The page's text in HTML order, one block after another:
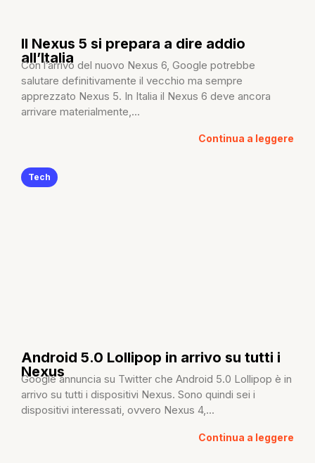
Il Nexus 5 si prepara a dire addio
all’Italia
Con l’arrivo del nuovo Nexus 6, Google potrebbe
salutare definitivamente il vecchio ma sempre
apprezzato Nexus 5. In Italia il Nexus 6 deve ancora
arrivare materialmente,...
Continua a leggere
Tech
Android 5.0 Lollipop in arrivo su tutti i
Nexus
Google annuncia su Twitter che Android 5.0 Lollipop è in
arrivo su tutti i dispositivi Nexus. Sono quindi sei i
dispositivi interessati, ovvero Nexus 4,...
Continua a leggere